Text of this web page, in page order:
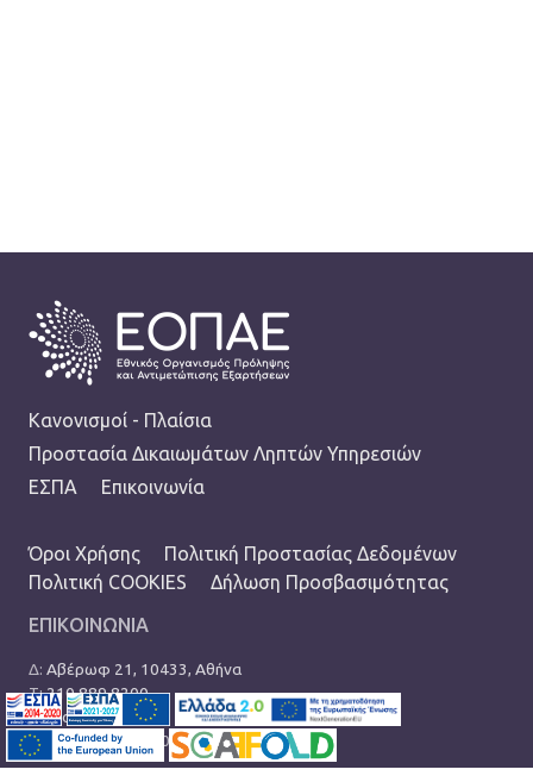
FOOTER
Κανονισμοί - Πλαίσια
Προστασία Δικαιωμάτων Ληπτών Υπηρεσιών
ΕΣΠΑ
Επικοινωνία
TERMS MENU
Όροι Χρήσης
Πολιτική Προστασίας Δεδομένων
Πολιτική COOKIES
Δήλωση Προσβασιμότητας
ΕΠΙΚΟΙΝΩΝΙΑ
Δ: Αβέρωφ 21, 10433, Αθήνα
Τ:210 889 8200
Ε:info@eopae.gr
Ωράριο: 08:00-17:00